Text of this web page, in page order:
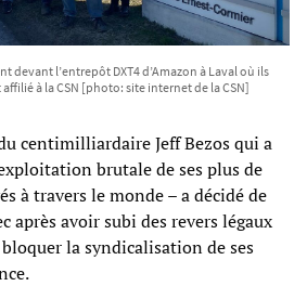
devant l’entrepôt DXT4 d’Amazon à Laval où ils
à la CSN [photo: site internet de la CSN]
centimilliardaire Jeff Bezos qui a
brutale de ses plus de
à travers le monde – a décidé de
après avoir subi des revers légaux
la syndicalisation de ses